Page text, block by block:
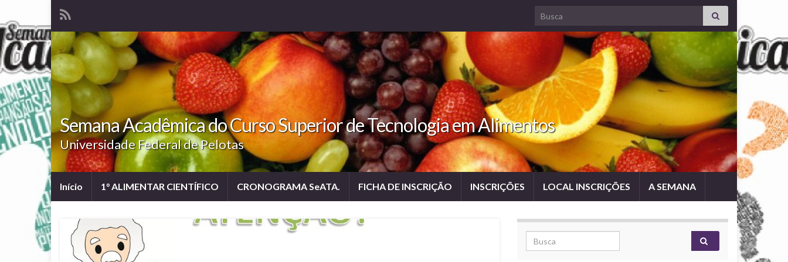
Search for:
Semana Acadêmica do Curso Superior de Tecnologia em Alimentos
Universidade Federal de Pelotas
Início 1° ALIMENTAR CIENTÍFICO CRONOGRAMA SeATA. FICHA DE INSCRIÇÃO INSCRIÇÕES LOCAL INSCRIÇÕES A SEMANA
Search for: